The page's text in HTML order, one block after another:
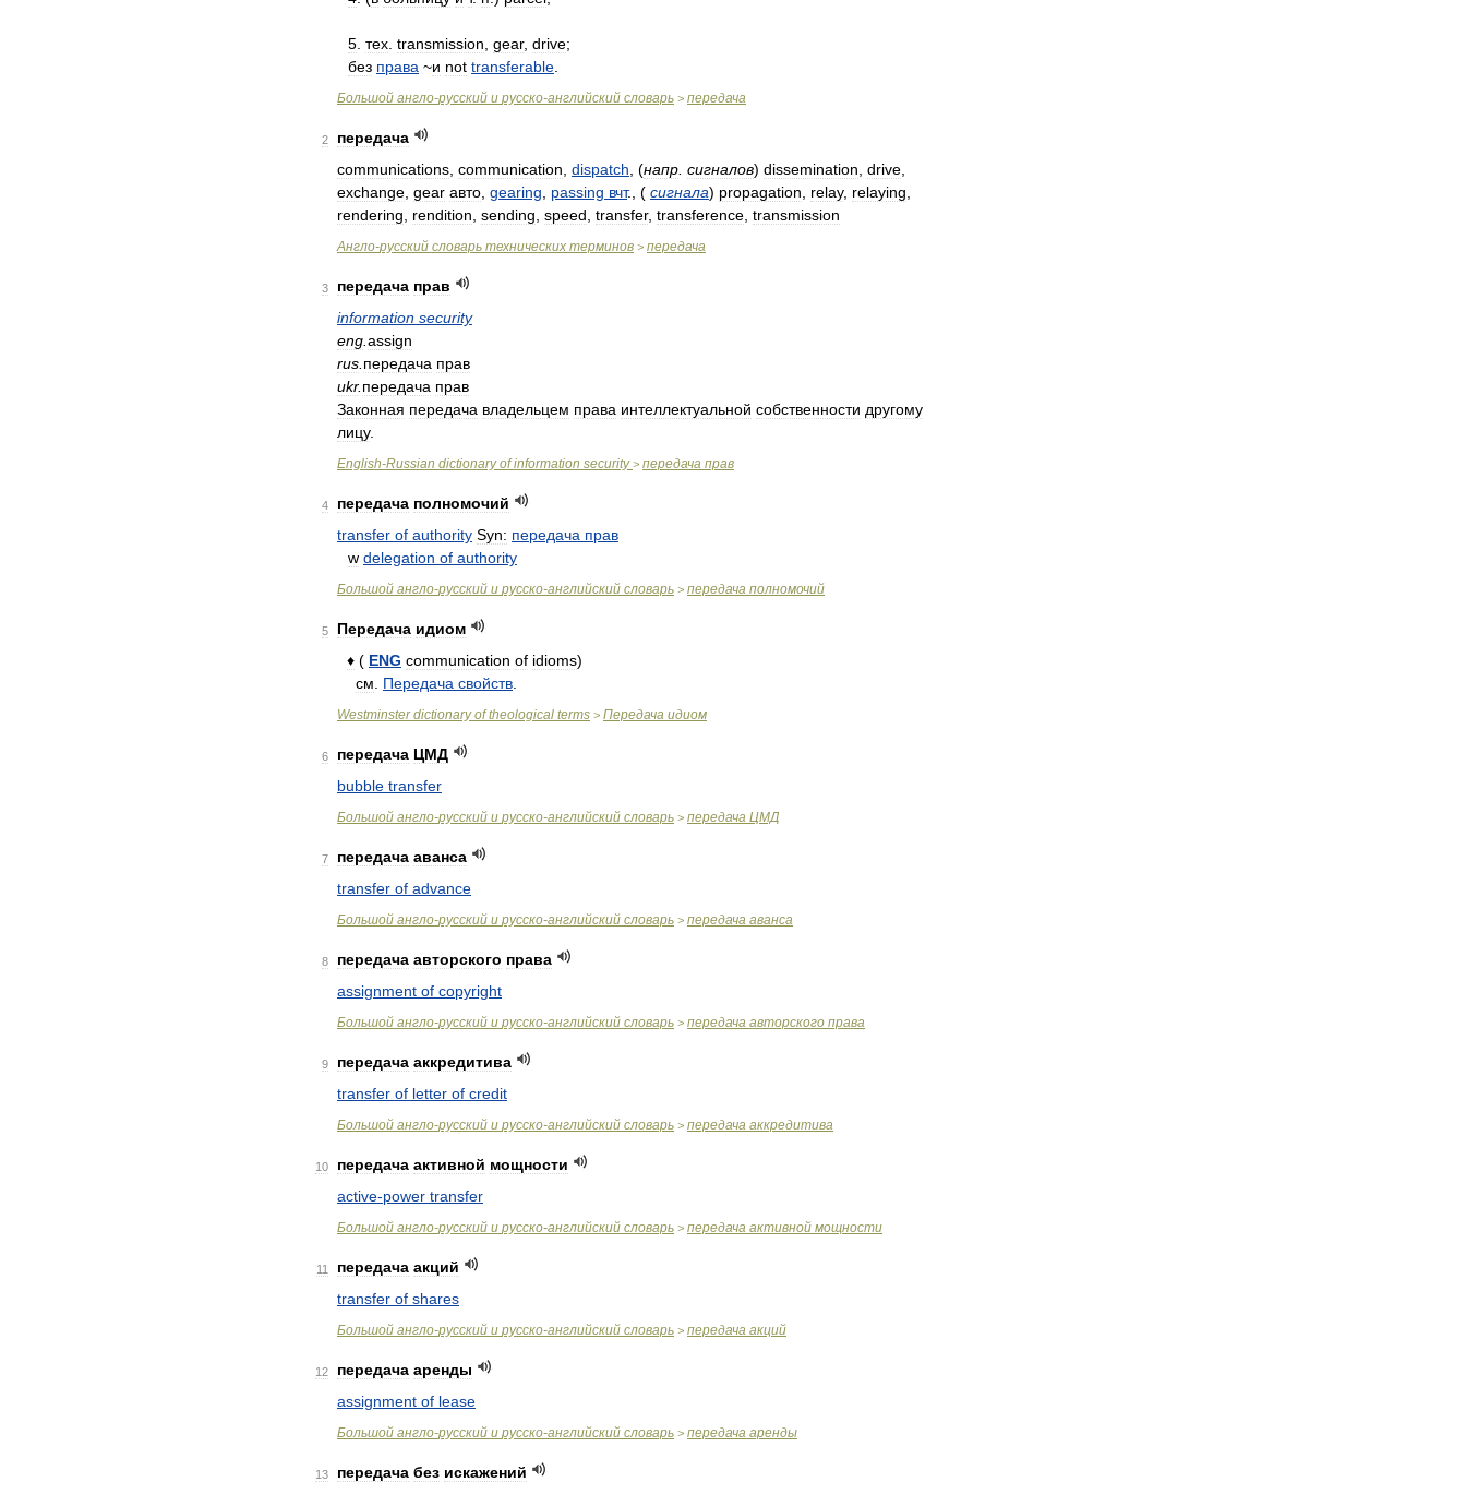
5 тех transmission gear, drive;
без права ~и not transferable
Большой англо-русский и русско-английский словарь > передача
2
передача
communications communication dispatch (напр сигналов) dissemination drive
exchange gear авто gearing passing вчт., ( сигнала) propagation relay, relaying
rendering
rendition sending speed transfer, transference transmission
Англо-русский словарь технических терминов > передача
3 передача прав
information security
eng assign
rus передача прав
ukr. передача прав
Законная передача владельцем права интеллектуальной собственности другому
лицу.
English-Russian dictionary of information security > передача прав
4 передача полномочий
transfer of authority Syn: передача прав
w delegation of authority
Большой англо-русский и русско-английский словарь > передача полномочий
5 Передача идиом
♦ ( ENG communication of idioms)
см
Передача свойств
Westminster dictionary of theological terms > Передача идиом
6 передача ЦМД
bubble transfer
Большой англо-русский и русско-английский словарь > передача ЦМД
7 передача аванса
transfer of advance
Большой англо-русский и русско-английский словарь > передача аванса
8 передача авторского права
assignment of copyright
Большой англо-русский и русско-английский словарь > передача авторского права
9 передача аккредитива
transfer of letter of credit
Большой англо-русский и русско-английский словарь > передача аккредитива
10 передача активной мощности
active-power transfer
Большой англо-русский и русско-английский словарь > передача активной мощности
11 передача акций
transfer of shares
Большой англо-русский и русско-английский словарь > передача акций
12 передача аренды
assignment of lease
Большой англо-русский и русско-английский словарь > передача аренды
13 передача без искажений